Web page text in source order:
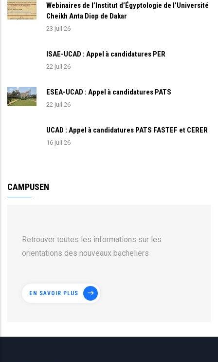
Webinaires de l’Institut d’Égyptologie de l’Université
Cheikh Anta Diop de Dakar
23 juil 26
ISAE-UCAD : Appel à candidatures PER
22 juil 26
ESEA-UCAD : Appel à candidatures PATS
22 juil 26
UCAD : Appel à candidatures PATS FASTEF et CERER
16 juil 26
CAMPUSEN
Retrouver toutes les informations sur les
orientations des nouveaux bacheliers
EN SAVOIR PLUS